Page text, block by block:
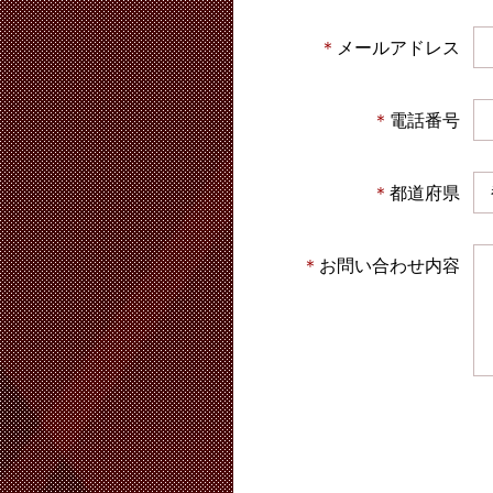
＊ メールアドレス
＊ 電話番号
＊ 都道府県
＊ お問い合わせ内容